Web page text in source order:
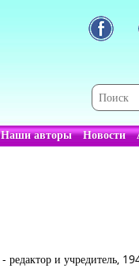
Наши авторы Новости
- редактор и учредитель,